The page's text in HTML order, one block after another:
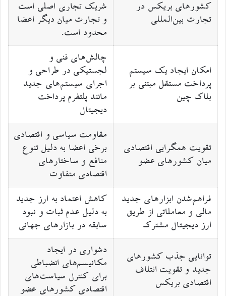
کشورهای بریکس در
تجارت بین‌المللی
شریک تجاری اصلی است
و تجارت میان دیگر اعضا
محدود است.
امکان ایجاد یک سیستم
پرداخت مستقل مبتنی بر
بلاک چین
چالش‌های فنی و
لجستیکی در طراحی و
اجرای سیستم‌های جدید
مانند پلتفرم پرداخت
دیجیتال
تقویت همگرایی اقتصادی
میان کشورهای عضو
مقاومت سیاسی و اقتصادی
برخی اعضا به دلیل تنوع
منافع و ساختارهای
اقتصادی متفاوت
فراهم‌شدن ابزارهای جدید
مالی و معاملاتی از طریق
ارز دیجیتال مشترک
کاهش اعتماد به ارز جدید
به دلیل عدم ثبات و نبود
سابقه در بازارهای جهانی
توانایی جذب کشورهای
جدید و تقویت ائتلاف
اقتصادی بریکس
دشواری در ایجاد
مکانیسم‌های انضباطی
برای کنترل سیاست‌های
اقتصادی کشورهای عضو